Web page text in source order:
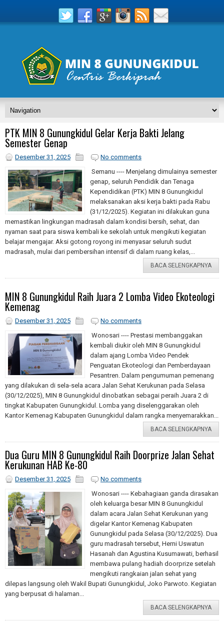
PTK MIN 8 Gunungkidul Gelar Kerja Bakti Jelang
Semester Genap
Desember 31, 2025
No comments
Semanu ---- Menjelang dimulainya semester
genap, seluruh Pendidik dan Tenaga
Kependidikan (PTK) MIN 8 Gunungkidul
melaksanakan aksi kerja bakti pada Rabu
(31/12/2025). Kegiatan ini dilakukan guna
memastikan lingkungan madrasah dalam kondisi bersih, sehat, dan
nyaman saat para siswa kembali ke sekolah untuk mengikuti kegiatan
belajar mengajar. Aksi gotong royong ini menyasar seluruh sudut
madrasah, mulai dari pembersihan intensif di dalam ruang kelas,...
BACA SELENGKAPNYA
MIN 8 Gunungkidul Raih Juara 2 Lomba Video Ekoteologi
Kemenag
Desember 31, 2025
No comments
Wonosari ---- Prestasi membanggakan
kembali diukir oleh MIN 8 Gunungkidul
dalam ajang Lomba Video Pendek
Penguatan Ekoteologi dan Pemberdayaan
Pesantren. Dalam pengumuman pemenang
yang dilakukan di sela-sela acara Jalan Sehat Kerukunan pada Selasa
(30/12/2025), MIN 8 Gunungkidul dinobatkan sebagai peraih Juara 2 di
tingkat Kabupaten Gunungkidul. Lomba yang diselenggarakan oleh
Kantor Kemenag Kabupaten Gunungkidul dalam rangka menyemarakkan...
BACA SELENGKAPNYA
Dua Guru MIN 8 Gunungkidul Raih Doorprize Jalan Sehat
Kerukunan HAB Ke-80
Desember 31, 2025
No comments
Wonosari ---- Kebahagiaan ganda dirasakan
oleh keluarga besar MIN 8 Gunungkidul
dalam acara Jalan Sehat Kerukunan yang
digelar Kantor Kemenag Kabupaten
Gunungkidul pada Selasa (30/12/2025). Dua
guru madrasah tersebut, Herni Uswatun
Hasanah dan Agustina Kusumawati, berhasil
membawa pulang hadiah doorprize setelah
mengikuti rangkaian jalan sehat yang
dilepas langsung oleh Wakil Bupati Gunungkidul, Joko Parwoto. Kegiatan
yang berpusat di halaman...
BACA SELENGKAPNYA